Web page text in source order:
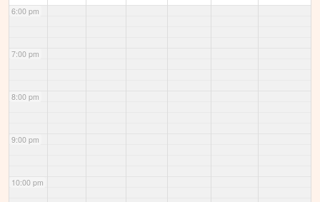
6:00 pm
7:00 pm
8:00 pm
9:00 pm
10:00 pm